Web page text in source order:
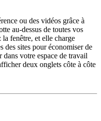
ou des vidéos grâce à
au-dessus de toutes vos
fenêtre, et elle charge
des sites pour économiser de
votre espace de travail
deux onglets côte à côte